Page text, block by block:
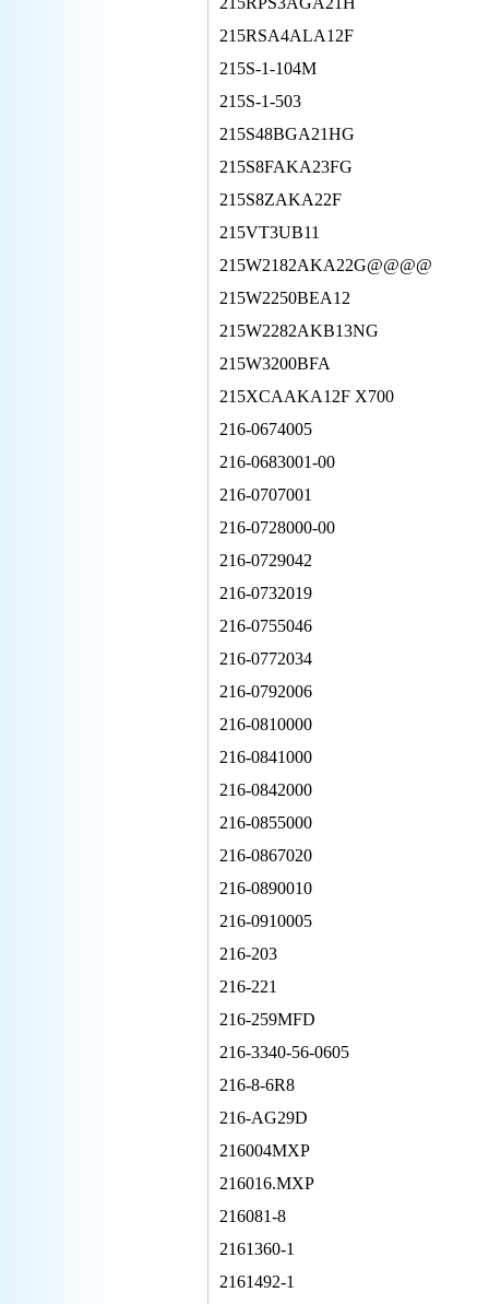
215RSA4ALA12F
215S-1-104M
215S-1-503
215S48BGA21HG
215S8FAKA23FG
215S8ZAKA22F
215VT3UB11
215W2182AKA22G@@@@
215W2250BEA12
215W2282AKB13NG
215W3200BFA
215XCAAKA12F X700
216-0674005
216-0683001-00
216-0707001
216-0728000-00
216-0729042
216-0732019
216-0755046
216-0772034
216-0792006
216-0810000
216-0841000
216-0842000
216-0855000
216-0867020
216-0890010
216-0910005
216-203
216-221
216-259MFD
216-3340-56-0605
216-8-6R8
216-AG29D
216004MXP
216016.MXP
216081-8
2161360-1
2161492-1